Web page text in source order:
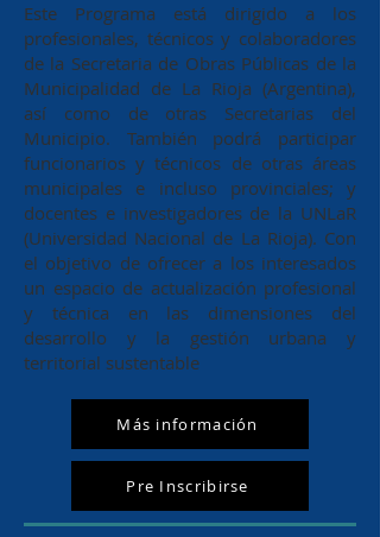
Este Programa está dirigido a los
profesionales, técnicos y colaboradores
de la Secretaria de Obras Públicas de la
Municipalidad de La Rioja (Argentina),
así como de otras Secretarias del
Municipio. También podrá participar
funcionarios y técnicos de otras áreas
municipales e incluso provinciales; y
docentes e investigadores de la UNLaR
(Universidad Nacional de La Rioja). Con
el objetivo de ofrecer a los interesados
un espacio de actualización profesional
y técnica en las dimensiones del
desarrollo y la gestión urbana y
territorial sustentable
Más información
Pre Inscribirse